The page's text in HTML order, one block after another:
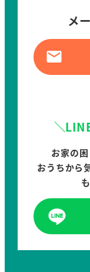
メ
＼
お家の
おうちから